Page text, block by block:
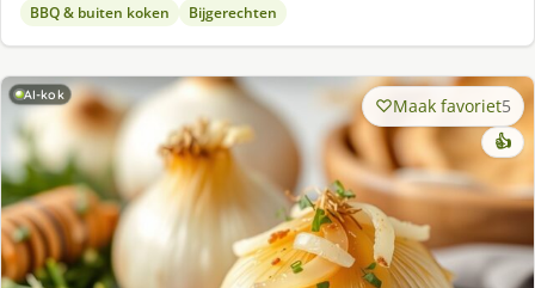
BBQ & buiten koken Bijgerechten
AI-kok Maak favoriet5
👍